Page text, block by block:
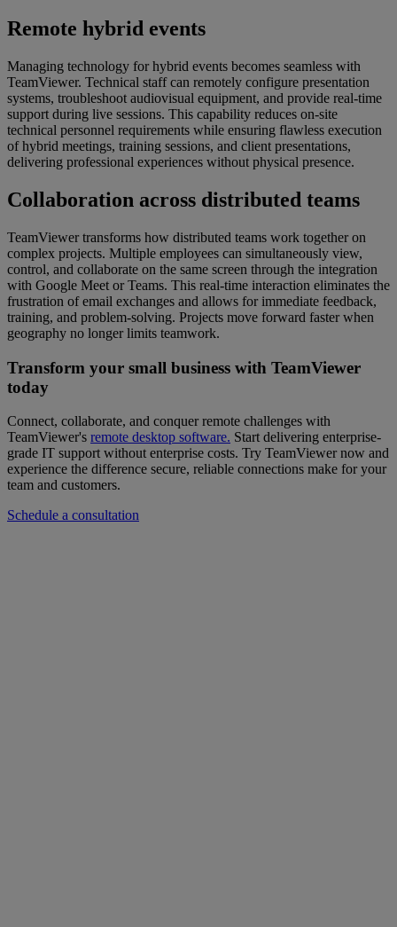
Remote hybrid events
Managing technology for hybrid events becomes seamless with
TeamViewer. Technical staff can remotely configure presentation
systems, troubleshoot audiovisual equipment, and provide real-time
support during live sessions. This capability reduces on-site
technical personnel requirements while ensuring flawless execution
of hybrid meetings, training sessions, and client presentations,
delivering professional experiences without physical presence.
Collaboration across distributed teams
TeamViewer transforms how distributed teams work together on
complex projects. Multiple employees can simultaneously view,
control, and collaborate on the same screen through the integration
with Google Meet or Teams. This real-time interaction eliminates the
frustration of email exchanges and allows for immediate feedback,
training, and problem-solving. Projects move forward faster when
geography no longer limits teamwork.
Transform your small business with TeamViewer
today
Connect, collaborate, and conquer remote challenges with
TeamViewer's remote desktop software. Start delivering enterprise-
grade IT support without enterprise costs. Try TeamViewer now and
experience the difference secure, reliable connections make for your
team and customers.
Schedule a consultation